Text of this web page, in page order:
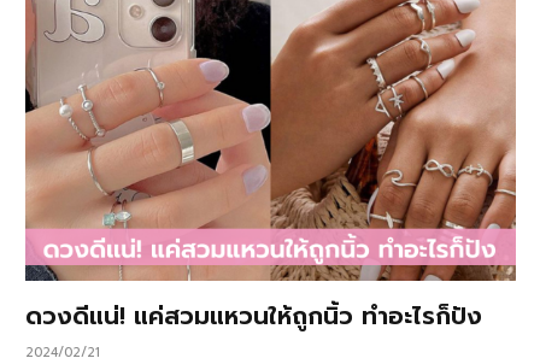
ดวงดีแน่! แค่สวมแหวนให้ถูกนิ้ว ทำอะไรก็ปัง
2024/02/21